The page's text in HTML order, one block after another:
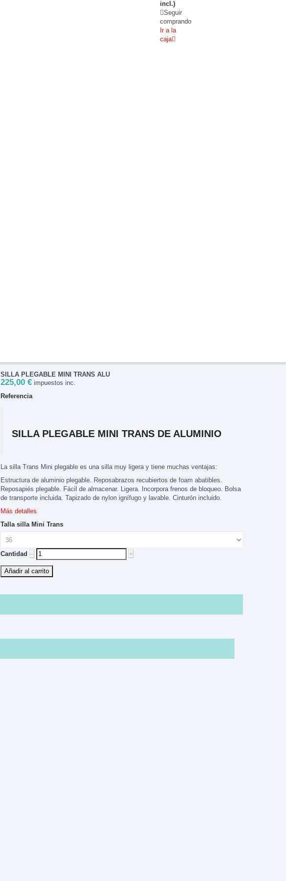
incl.)
Seguir
comprando
Ir a la
caja
SILLA PLEGABLE MINI TRANS ALU
225,00 € impuestos inc.
Referencia
SILLA PLEGABLE MINI TRANS DE ALUMINIO
La silla Trans Mini plegable es una silla muy ligera y tiene muchas ventajas:
Estructura de aluminio plegable. Reposabrazos recubiertos de foam abatibles.
Reposapiés plegable. Fácil de almacenar. Ligera. Incorpora frenos de bloqueo. Bolsa
de transporte incluida. Tapizado de nylon ignífugo y lavable. Cinturón incluido.
Más detalles
Talla silla Mini Trans
Cantidad ‒ +
Añadir al carrito